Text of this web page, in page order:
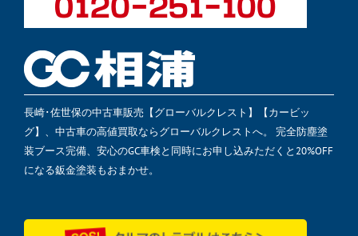
長崎･佐世保の中古車販売【グローバルクレスト】【カービッ
グ】、中古車の高値買取ならグローバルクレストへ。 完全防塵塗
装ブース完備、安心のGC車検と同時にお申し込みただくと20%OFF
になる鈑金塗装もおまかせ。